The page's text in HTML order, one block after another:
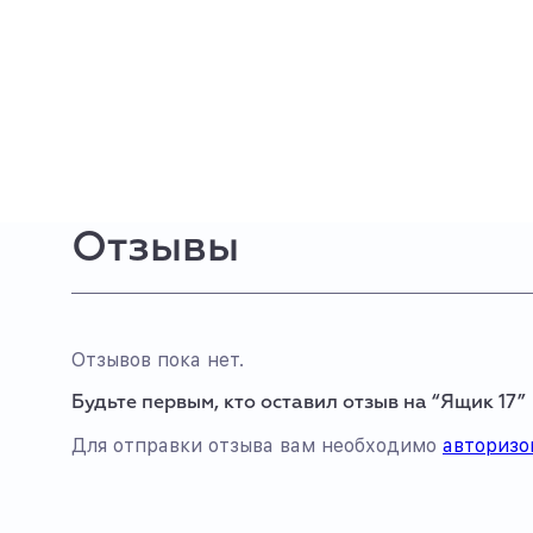
Отзывы
Отзывов пока нет.
Будьте первым, кто оставил отзыв на “Ящик 17”
Для отправки отзыва вам необходимо